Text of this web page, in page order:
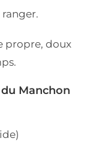
propre, doux
Manchon